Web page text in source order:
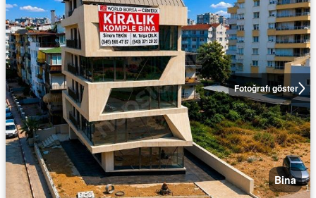
Fotoğrafı göster
Bina